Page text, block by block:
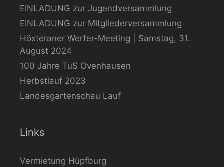
EINLADUNG zur Jugendversammlung
EINLADUNG zur Mitgliederversammlung
Höxteraner Werfer-Meeting | Samstag, 31.
August 2024
100 Jahre TuS Ovenhausen
Herbstlauf 2023
Landesgartenschau Lauf
Links
Vermietung Hüpfburg